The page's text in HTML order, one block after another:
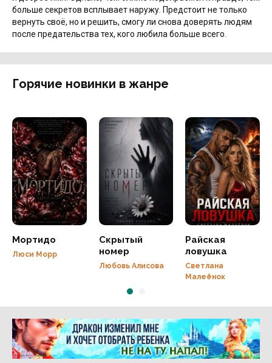
больше секретов всплывает наружу. Предстоит не только
вернуть своё, но и решить, смогу ли снова доверять людям
после предательства тех, кого любила больше всего.
Горячие новинки в жанре
Мортидо
Люси Морр
Скрытый
номер
Любовь Алисова
Райская
ловушка
Светлана
Малеёнок
Реклама 16+ АО «ЛитГород»